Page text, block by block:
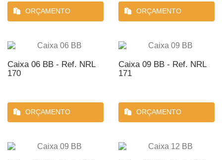
ORÇAMENTO ORÇAMENTO
Caixa 06 BB - Ref. NRL
170
ORÇAMENTO
Caixa 09 BB - Ref. NRL
171
ORÇAMENTO